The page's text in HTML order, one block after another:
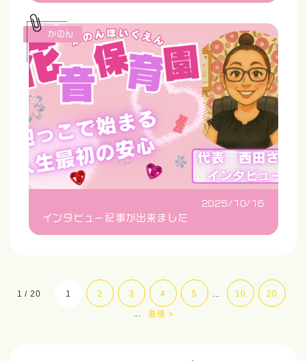
2025/10/16
インタビュー記事が出来ました
かのん
1 / 20 1 2 3 4 5 ... 10 20
... 最後 »